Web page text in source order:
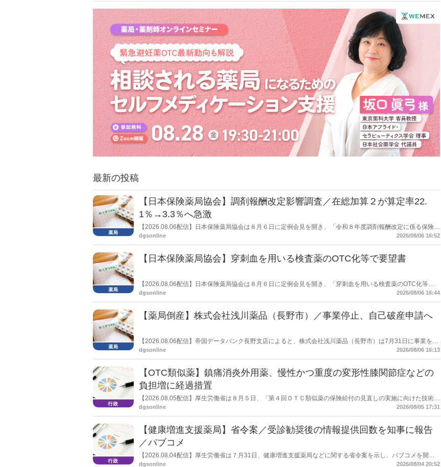
最新の投稿
【日本保険薬局協会】調剤報酬改定影響調査／在総加算２が算定率22.
1％→3.3％へ急激
【2026.08.06配信】日本保険薬局協会は８月６日に定例会見を開き、「令和８年度調剤報酬改定に係る保険薬
局への影響」の調査結果を公表した。在宅分野では、在宅薬学総合体制加算2の算定率が22.1％から3.3％へ大
dgsonline 2026/08/06 16:52
【日本保険薬局協会】穿刺血を用いる検査薬のOTC化等で要望書
【2026.08.06配信】日本保険薬局協会は８月６日に定例会見を開き、「穿刺血を用いる検査薬のOTC化等に
関する要望書」を厚生労働省 医薬局長宛に提出したことを説明した。
dgsonline 2026/08/06 16:44
【薬局倒産】株式会社浅川薬品（長野市）／事業停止、自己破産申請へ
【2026.08.06配信】帝国データバンク長野支店によると、株式会社浅川薬品（長野市）は7月31日に事業を停
止し、自己破産申請の準備に入った。
dgsonline 2026/08/06 16:13
【OTC類似薬】鎮痛消炎外用薬、慢性かつ重度の変形性膝関節症などの
負担増に経過措置
【2026.08.05配信】厚生労働省は８月５日、「第４回ＯＴＣ類似薬の保険給付の見直しの実施に向けた技術的
検討会」を開催。「中間とりまとめ（案）」を提示し了承した。今後、社会保障審議会医療保険部会等に報告
dgsonline 2026/08/05 17:31
【健康増進支援薬局】省令案／受診勧奨後の情報提供回数を知事に報告
／パブコメ
【2026.08.04配信】厚生労働省は７月31日、健康増進支援薬局などに関する省令案を示し、パブコメを開始
した。受診勧奨を行った後に、当該医療機関や連携機関に対して、利用者の相談内容や薬剤及び医薬品に関す
dgsonline 2026/08/04 20:52